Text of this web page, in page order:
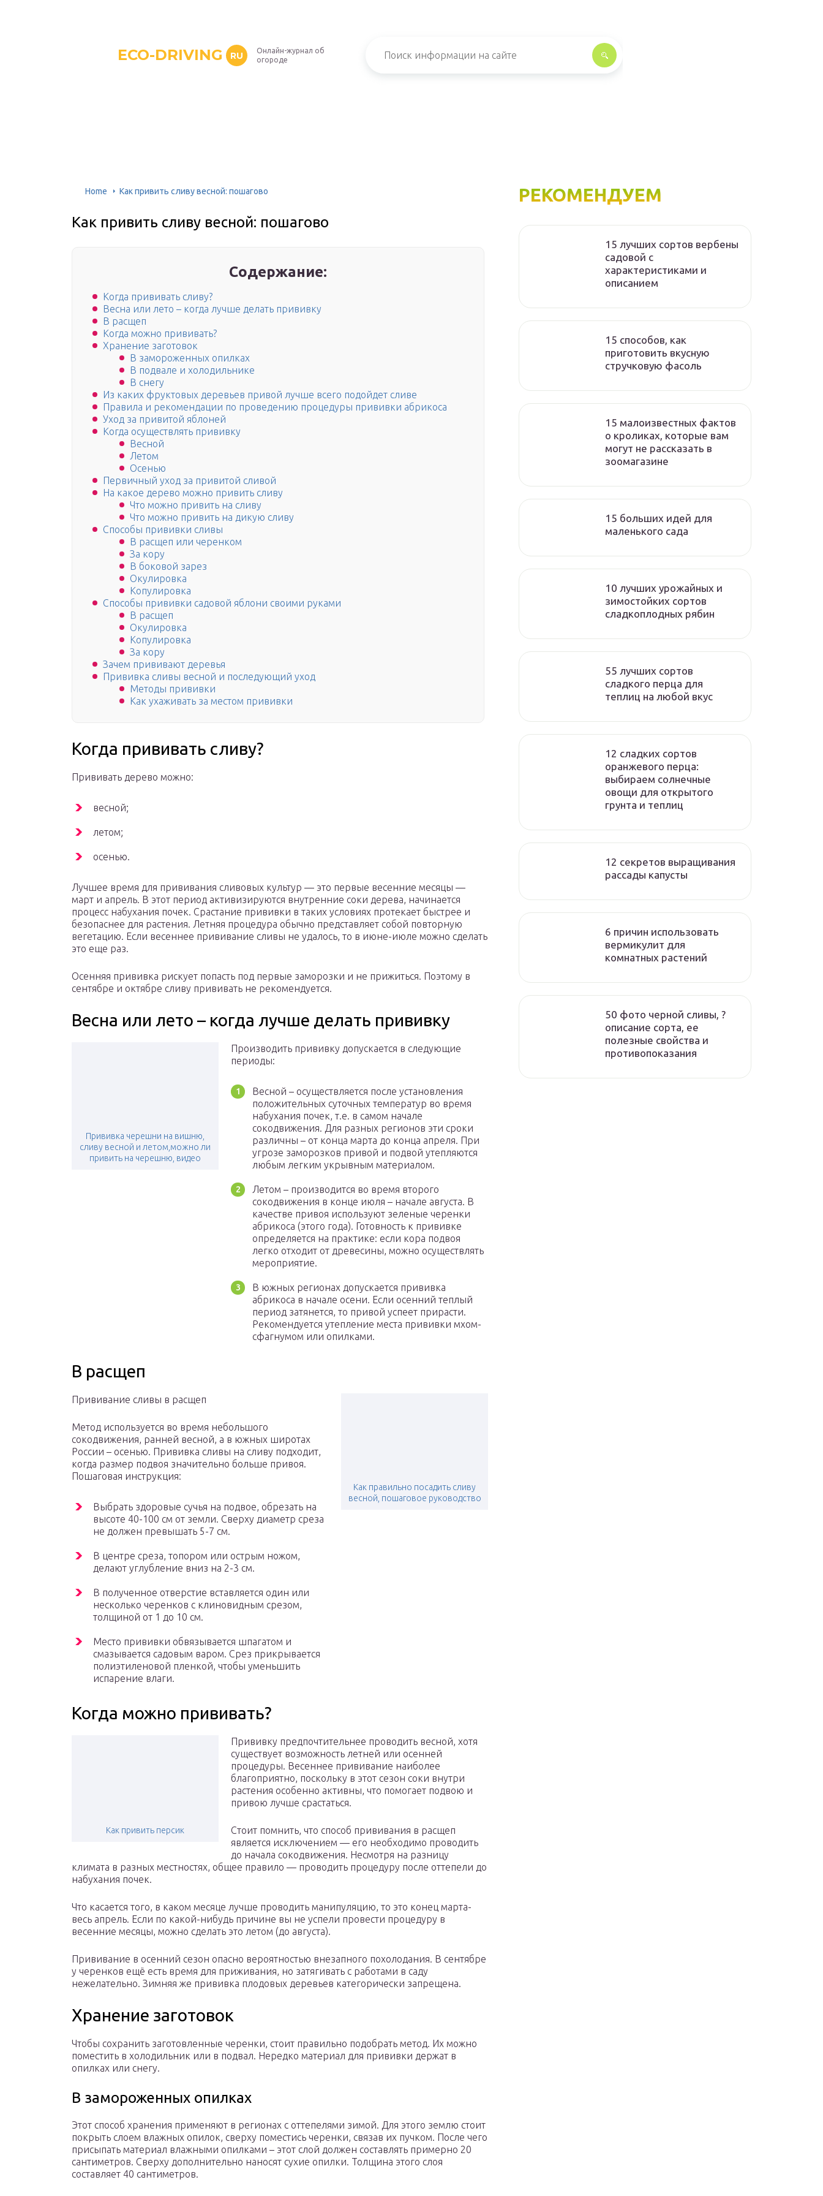
ECO-DRIVING RU
Онлайн-журнал об
огороде
Home Как привить сливу весной: пошагово
Как привить сливу весной: пошагово
Содержание:
Когда прививать сливу?
Весна или лето – когда лучше делать прививку
В расщеп
Когда можно прививать?
Хранение заготовок
В замороженных опилках
В подвале и холодильнике
В снегу
Из каких фруктовых деревьев привой лучше всего подойдет сливе
Правила и рекомендации по проведению процедуры прививки абрикоса
Уход за привитой яблоней
Когда осуществлять прививку
Весной
Летом
Осенью
Первичный уход за привитой сливой
На какое дерево можно привить сливу
Что можно привить на сливу
Что можно привить на дикую сливу
Способы прививки сливы
В расщеп или черенком
За кору
В боковой зарез
Окулировка
Копулировка
Способы прививки садовой яблони своими руками
В расщеп
Окулировка
Копулировка
За кору
Зачем прививают деревья
Прививка сливы весной и последующий уход
Методы прививки
Как ухаживать за местом прививки
Когда прививать сливу?
Прививать дерево можно:
весной;
летом;
осенью.
Лучшее время для прививания сливовых культур — это первые весенние месяцы —
март и апрель. В этот период активизируются внутренние соки дерева, начинается
процесс набухания почек. Срастание прививки в таких условиях протекает быстрее и
безопаснее для растения. Летняя процедура обычно представляет собой повторную
вегетацию. Если весеннее прививание сливы не удалось, то в июне-июле можно сделать
это еще раз.
Осенняя прививка рискует попасть под первые заморозки и не прижиться. Поэтому в
сентябре и октябре сливу прививать не рекомендуется.
Весна или лето – когда лучше делать прививку
Прививка черешни на вишню,
сливу весной и летом,можно ли
привить на черешню, видео
Производить прививку допускается в следующие
периоды:
Весной – осуществляется после установления
положительных суточных температур во время
набухания почек, т.е. в самом начале
сокодвижения. Для разных регионов эти сроки
различны – от конца марта до конца апреля. При
угрозе заморозков привой и подвой утепляются
любым легким укрывным материалом.
Летом – производится во время второго
сокодвижения в конце июля – начале августа. В
качестве привоя используют зеленые черенки
абрикоса (этого года). Готовность к прививке
определяется на практике: если кора подвоя
легко отходит от древесины, можно осуществлять
мероприятие.
В южных регионах допускается прививка
абрикоса в начале осени. Если осенний теплый
период затянется, то привой успеет прирасти.
Рекомендуется утепление места прививки мхом-
сфагнумом или опилками.
В расщеп
Как правильно посадить сливу
весной, пошаговое руководство
Прививание сливы в расщеп
Метод используется во время небольшого
сокодвижения, ранней весной, а в южных широтах
России – осенью. Прививка сливы на сливу подходит,
когда размер подвоя значительно больше привоя.
Пошаговая инструкция:
Выбрать здоровые сучья на подвое, обрезать на
высоте 40-100 см от земли. Сверху диаметр среза
не должен превышать 5-7 см.
В центре среза, топором или острым ножом,
делают углубление вниз на 2-3 см.
В полученное отверстие вставляется один или
несколько черенков с клиновидным срезом,
толщиной от 1 до 10 см.
Место прививки обвязывается шпагатом и
смазывается садовым варом. Срез прикрывается
полиэтиленовой пленкой, чтобы уменьшить
испарение влаги.
Когда можно прививать?
Как привить персик
Прививку предпочтительнее проводить весной, хотя
существует возможность летней или осенней
процедуры. Весеннее прививание наиболее
благоприятно, поскольку в этот сезон соки внутри
растения особенно активны, что помогает подвою и
привою лучше срастаться.
Стоит помнить, что способ прививания в расщеп
является исключением — его необходимо проводить
до начала сокодвижения. Несмотря на разницу
климата в разных местностях, общее правило — проводить процедуру после оттепели до
набухания почек.
Что касается того, в каком месяце лучше проводить манипуляцию, то это конец марта-
весь апрель. Если по какой-нибудь причине вы не успели провести процедуру в
весенние месяцы, можно сделать это летом (до августа).
Прививание в осенний сезон опасно вероятностью внезапного похолодания. В сентябре
у черенков ещё есть время для приживания, но затягивать с работами в саду
нежелательно. Зимняя же прививка плодовых деревьев категорически запрещена.
Хранение заготовок
Чтобы сохранить заготовленные черенки, стоит правильно подобрать метод. Их можно
поместить в холодильник или в подвал. Нередко материал для прививки держат в
опилках или снегу.
В замороженных опилках
Этот способ хранения применяют в регионах с оттепелями зимой. Для этого землю стоит
покрыть слоем влажных опилок, сверху поместись черенки, связав их пучком. После чего
присыпать материал влажными опилками – этот слой должен составлять примерно 20
сантиметров. Сверху дополнительно наносят сухие опилки. Толщина этого слоя
составляет 40 сантиметров.
РЕКОМЕНДУЕМ
15 лучших сортов вербены
садовой с
характеристиками и
описанием
15 способов, как
приготовить вкусную
стручковую фасоль
15 малоизвестных фактов
о кроликах, которые вам
могут не рассказать в
зоомагазине
15 больших идей для
маленького сада
10 лучших урожайных и
зимостойких сортов
сладкоплодных рябин
55 лучших сортов
сладкого перца для
теплиц на любой вкус
12 сладких сортов
оранжевого перца:
выбираем солнечные
овощи для открытого
грунта и теплиц
12 секретов выращивания
рассады капусты
6 причин использовать
вермикулит для
комнатных растений
50 фото черной сливы, ?
описание сорта, ее
полезные свойства и
противопоказания